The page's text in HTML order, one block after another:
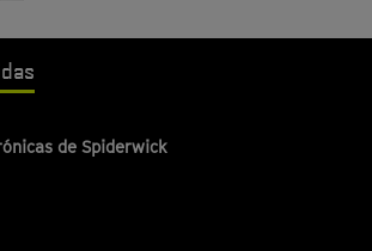
de Spiderwick